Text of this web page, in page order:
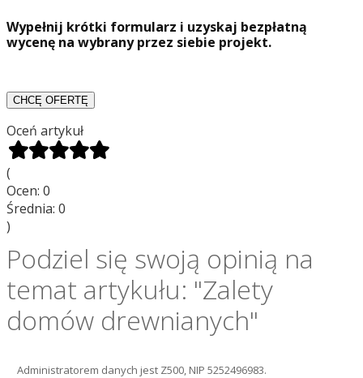
Wypełnij krótki formularz i uzyskaj bezpłatną
wycenę na wybrany przez siebie projekt.
Oceń artykuł
(
Ocen: 0
Średnia: 0
)
Podziel się swoją opinią na
temat artykułu: "Zalety
domów drewnianych"
Administratorem danych jest Z500, NIP 5252496983.